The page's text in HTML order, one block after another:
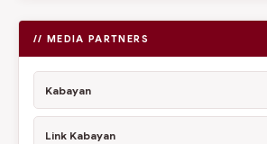
// MEDIA PARTNERS
Kabayan
Link Kabayan